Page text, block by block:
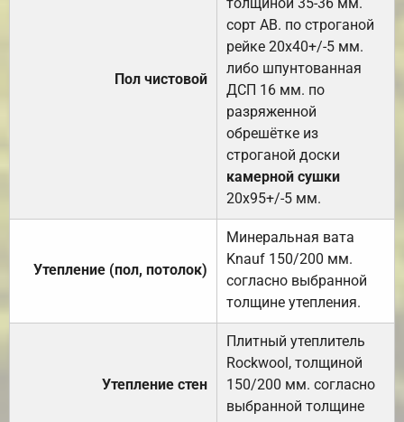
Пол чистовой
сорт АВ. по строганой
рейке 20х40+/-5 мм.
либо шпунтованная
ДСП 16 мм. по
разряженной
обрешётке из
строганой доски
камерной сушки
20х95+/-5 мм.
Утепление (пол, потолок)
Минеральная вата
Knauf 150/200 мм.
согласно выбранной
толщине утепления.
Утепление стен
Плитный утеплитель
Rockwool, толщиной
150/200 мм. согласно
выбранной толщине